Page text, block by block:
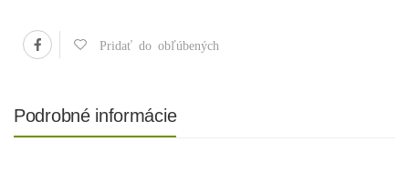
Pridať do obľúbených
Podrobné informácie